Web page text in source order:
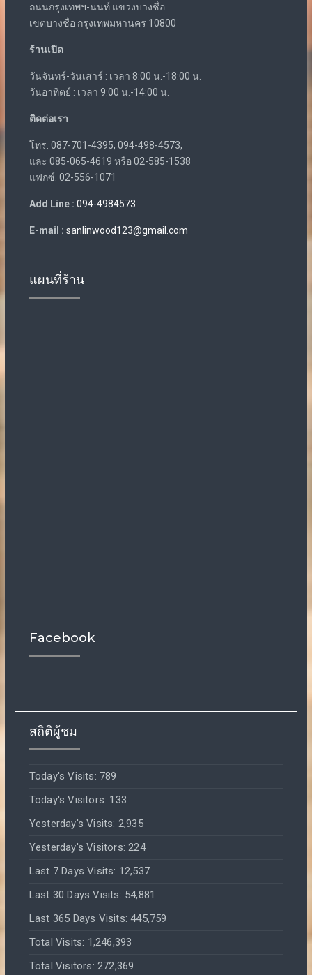
ถนนกรุงเทพฯ-นนท์ แขวงบางซื่อ
เขตบางซื่อ กรุงเทพมหานคร 10800
ร้านเปิด
วันจันทร์-วันเสาร์ : เวลา 8:00 น.-18:00 น.
วันอาทิตย์ : เวลา 9:00 น.-14:00 น.
ติดต่อเรา
โทร. 087-701-4395, 094-498-4573,
และ 085-065-4619 หรือ 02-585-1538
แฟกซ์. 02-556-1071
Add Line : 094-4984573
E-mail : sanlinwood123@gmail.com
แผนที่ร้าน
Facebook
สถิติผู้ชม
Today's Visits: 789
Today's Visitors: 133
Yesterday's Visits: 2,935
Yesterday's Visitors:224
Last 7 Days Visits: 12,537
Last 30 Days Visits: 54,881
Last 365 Days Visits:445,759
Total Visits: 1,246,393
Total Visitors: 272,369